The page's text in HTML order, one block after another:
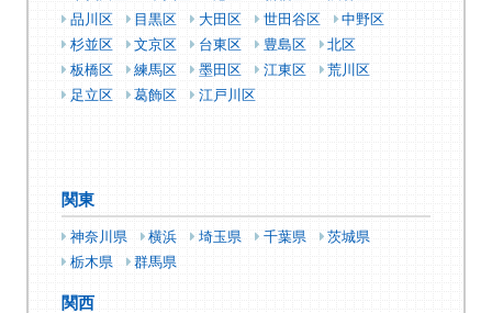
品川区
目黒区 大田区 世田谷区
中野区
杉並区
文京区 台東区 豊島区
北区
板橋区
練馬区 墨田区 江東区
荒川区
足立区
葛飾区 江戸川区
関東
神奈川県 横浜 埼玉県 千葉県
茨城県
栃木県
群馬県
関西